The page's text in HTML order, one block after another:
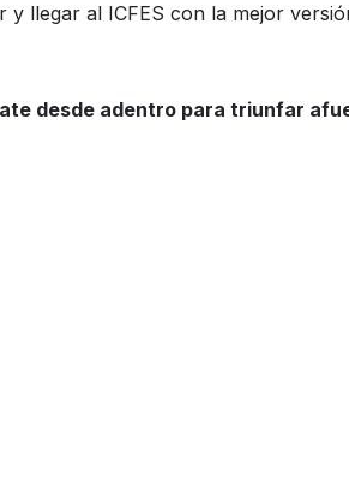
llegar al ICFES con la mejor
desde adentro para triunfar